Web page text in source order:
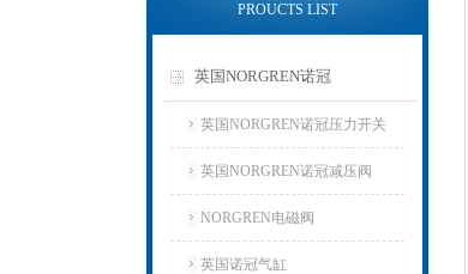
PROUCTS LIST
英国NORGREN诺冠
英国NORGREN诺冠压力开关
英国NORGREN诺冠减压阀
NORGREN电磁阀
英国诺冠气缸